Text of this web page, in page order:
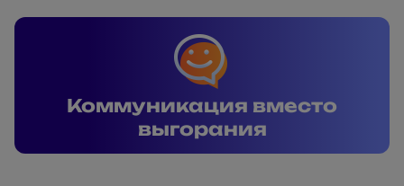
Коммуникация вместо выгорания
Коммуникация вместо
выгорания